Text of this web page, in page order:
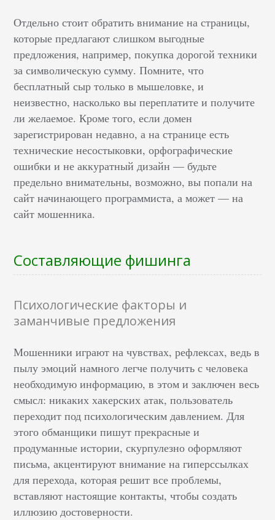
Отдельно стоит обратить внимание на страницы,
которые предлагают слишком выгодные
предложения, например, покупка дорогой техники
за символическую сумму. Помните, что
бесплатный сыр только в мышеловке, и
неизвестно, насколько вы переплатите и получите
ли желаемое. Кроме того, если домен
зарегистрирован недавно, а на странице есть
технические несостыковки, орфографические
ошибки и не аккуратный дизайн — будьте
предельно внимательны, возможно, вы попали на
сайт начинающего программиста, а может — на
сайт мошенника.
Составляющие фишинга
Психологические факторы и
заманчивые предложения
Мошенники играют на чувствах, рефлексах, ведь в
пылу эмоций намного легче получить с человека
необходимую информацию, в этом и заключен весь
смысл: никаких хакерских атак, пользователь
переходит под психологическим давлением. Для
этого обманщики пишут прекрасные и
продуманные истории, скурпулезно оформляют
письма, акцентируют внимание на гиперссылках
для перехода, которая решит все проблемы,
вставляют настоящие контакты, чтобы создать
иллюзию достоверности.